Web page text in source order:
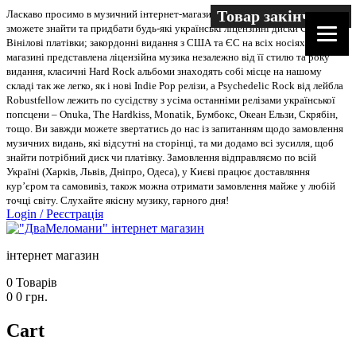
Ласкаво просимо в музичний інтернет-магазин “Два меломани”. У нас Ви
зможете знайти та придбати будь-які українські ліцензійні диски CD, DVD,
Вінілові платівки; закордонні видання з США та ЄС на всіх носіях. В
магазині представлена ліцензійна музика незалежно від її стилю та року
видання, класичні Hard Rock альбоми знаходять собі місце на нашому
складі так же легко, як і нові Indie Pop релізи, а Psychedelic Rock від лейбла
Robustfellow лежить по сусідству з усіма останніми релізами української
попсцени – Onuka, The Hardkiss, Monatik, Бумбокс, Океан Ельзи, Скрябін,
тощо. Ви завжди можете звертатись до нас із запитанням щодо замовлення
музичних видань, які відсутні на сторінці, та ми додамо всі зусилля, щоб
знайти потрібний диск чи платівку. Замовлення відправляємо по всій
Україні (Харків, Львів, Дніпро, Одеса), у Києві працює доставляння
кур’єром та самовивіз, також можна отримати замовлення майже у любій
точці світу. Слухайте якісну музику, гарного дня!
Login /Реєстрація
інтернет магазин
0 Товарів
0 0 грн.
Cart
Товар закінчився